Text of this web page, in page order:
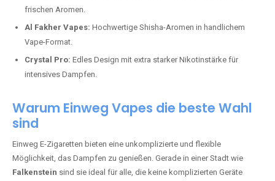
frischen Aromen.
Al Fakher Vapes: Hochwertige Shisha-Aromen in handlichem
Vape-Format.
Crystal Pro: Edles Design mit extra starker Nikotinstärke für
intensives Dampfen.
Warum Einweg Vapes die beste Wahl
sind
Einweg E-Zigaretten bieten eine unkomplizierte und flexible
Möglichkeit, das Dampfen zu genießen. Gerade in einer Stadt wie
Falkenstein sind sie ideal für alle, die keine komplizierten Geräte